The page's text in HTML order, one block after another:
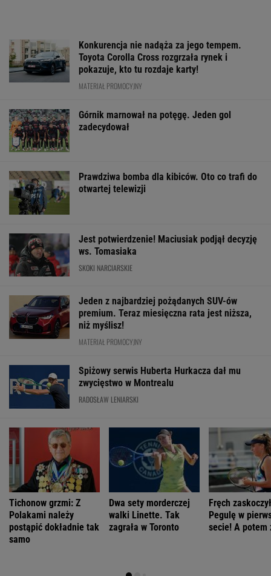
Konkurencja nie nadąża za jego tempem.
Toyota Corolla Cross rozgrzała rynek i
pokazuje, kto tu rozdaje karty!
MATERIAŁ PROMOCYJNY
Górnik marnował na potęgę. Jeden gol
zadecydował
Prawdziwa bomba dla kibiców. Oto co trafi do
otwartej telewizji
Jest potwierdzenie! Maciusiak podjął decyzję
ws. Tomasiaka
SKOKI NARCIARSKIE
Jeden z najbardziej pożądanych SUV-ów
premium. Teraz miesięczna rata jest niższa,
niż myślisz!
MATERIAŁ PROMOCYJNY
Spiżowy serwis Huberta Hurkacza dał mu
zwycięstwo w Montrealu
RADOSŁAW LENIARSKI
Tichonow grzmi: Z
Polakami należy
postąpić dokładnie tak
samo
Dwa sety morderczej
walki Linette. Tak
zagrała w Toronto
Fręch
Pegulę w
secie! A potem